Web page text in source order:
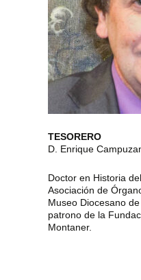
TESORERO
D. Enrique
Doctor en Historia
Asociación de
Museo Diocesano
patrono de la
Montaner.